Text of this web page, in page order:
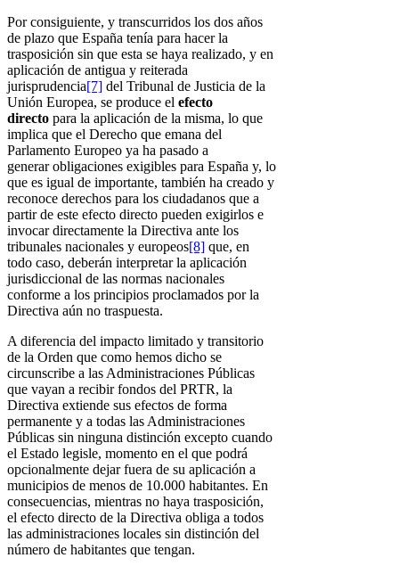
Por consiguiente, y transcurridos los dos años
de plazo que España tenía para hacer la
trasposición sin que esta se haya realizado, y en
aplicación de antigua y reiterada
jurisprudencia[7] del Tribunal de Justicia de la
Unión Europea, se produce el efecto
directo para la aplicación de la misma, lo que
implica que el Derecho que emana del
Parlamento Europeo ya ha pasado a
generar obligaciones exigibles para España y, lo
que es igual de importante, también ha creado y
reconoce derechos para los ciudadanos que a
partir de este efecto directo pueden exigirlos e
invocar directamente la Directiva ante los
tribunales nacionales y europeos[8] que, en
todo caso, deberán interpretar la aplicación
jurisdiccional de las normas nacionales
conforme a los principios proclamados por la
Directiva aún no traspuesta.
A diferencia del impacto limitado y transitorio
de la Orden que como hemos dicho se
circunscribe a las Administraciones Públicas
que vayan a recibir fondos del PRTR, la
Directiva extiende sus efectos de forma
permanente y a todas las Administraciones
Públicas sin ninguna distinción excepto cuando
el Estado legisle, momento en el que podrá
opcionalmente dejar fuera de su aplicación a
municipios de menos de 10.000 habitantes. En
consecuencias, mientras no haya trasposición,
el efecto directo de la Directiva obliga a todos
las administraciones locales sin distinción del
número de habitantes que tengan.